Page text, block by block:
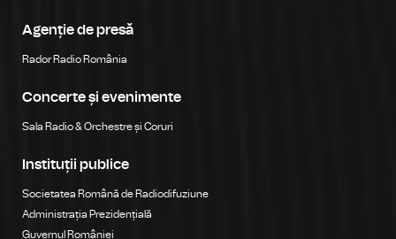
Agenție de presă
Rador Radio România
Concerte și evenimente
Sala Radio & Orchestre și Coruri
Instituții publice
Societatea Română de Radiodifuziune
Administrația Prezidențială
Guvernul României